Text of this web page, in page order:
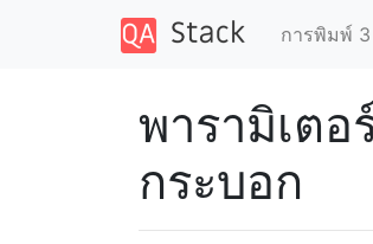
การพิมพ์
พารามิเต
กระบอก